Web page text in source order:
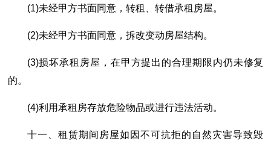
(1)未经甲方书面同意，转租、转借承租房屋。
(2)未经甲方书面同意，拆改变动房屋结构。
(3)损坏承租房屋，在甲方提出的合理期限内仍未修复
的。
(4)利用承租房存放危险物品或进行违法活动。
十一、租赁期间房屋如因不可抗拒的自然灾害导致毁